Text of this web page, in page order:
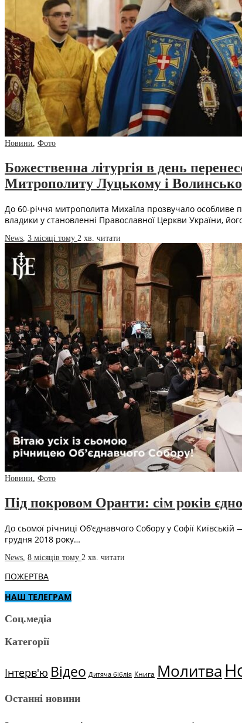
Новини, Фото
Божественна літургія в день
Митрополиту Луцькому і
До 60-річчя митрополита Михаїла прозвучало особливе
владики у становленні Православної Церкви України,
News, 3 місяці тому 2 хв. читати
Новини, Фото
Під покровом Оранти: сім років
До сьомої річниці Об’єднавчого Собору у Софії
грудня 2018 року…
News 8 місяців тому 2 хв. читати
ПОЖЕРТВА
НАШ ТЕЛЕГРАМ
Соц.медіа
Категорії
Інтерв'ю Відео Дитяча біблія Книга Молитва
Останні новини